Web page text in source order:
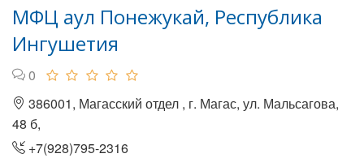
МФЦ аул Понежукай, Республика
Ингушетия
0
386001, Магасский отдел , г. Магас, ул. Мальсагова,
48 б,
+7(928)795-2316